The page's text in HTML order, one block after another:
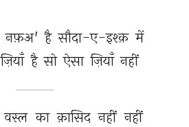
नफ़अ' है सौदा-ए-इश्क़ में
ज़ियाँ है सो ऐसा ज़ियाँ नहीं
वस्ल का क़ासिद नहीं नहीं